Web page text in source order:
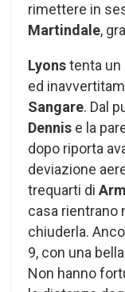
rimettere in
Martindale,
Lyonstenta un
ed
Sangare. Dal
Dennis e la
dopo riporta
deviazione
trequarti di
casa rientrano
chiuderla.
9, con una
Non hanno